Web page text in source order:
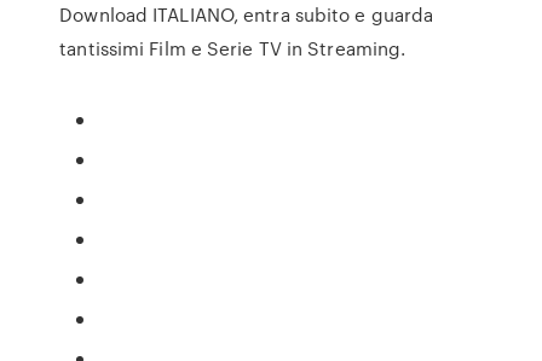
Download ITALIANO, entra subito e guarda
tantissimi Film e Serie TV in Streaming.